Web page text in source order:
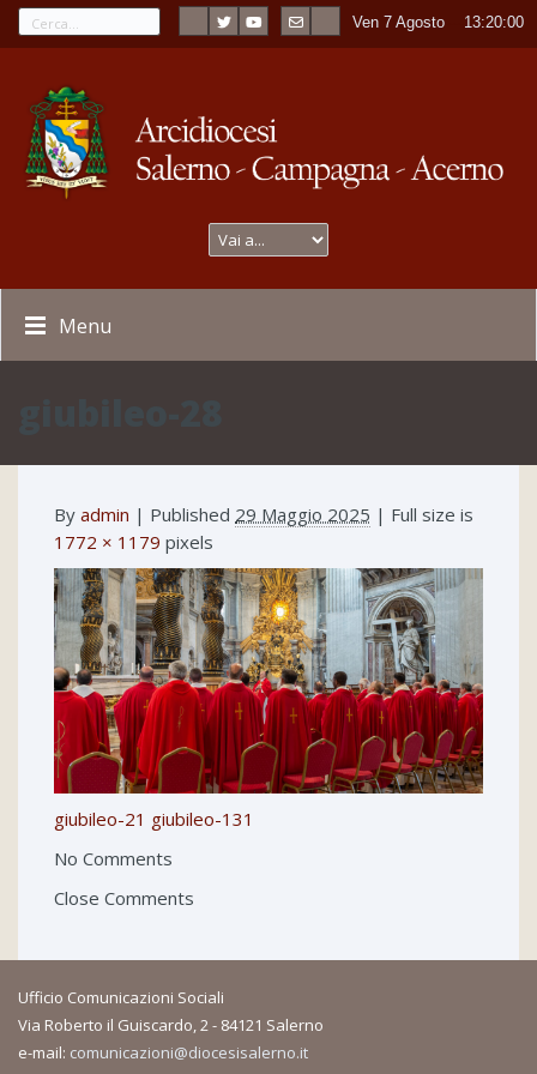
Ven 7 Agosto 13:20:00
Menu
By admin | Published 29 Maggio 2025 | Full size is
1772 × 1179 pixels
giubileo-21 giubileo-131
No Comments
Close Comments
Ufficio Comunicazioni Sociali
Via Roberto il Guiscardo, 2 - 84121 Salerno
e-mail: comunicazioni@diocesisalerno.it